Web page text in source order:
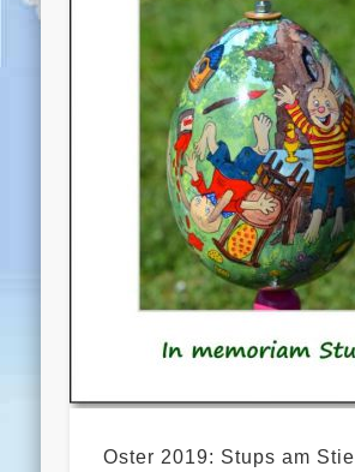
Oster 2019: Stups am Stiel